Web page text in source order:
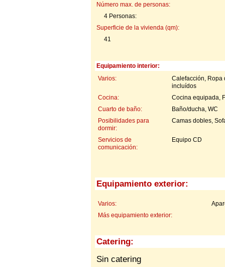
Número max. de personas:
4 Personas:
Superficie de la vivienda (qm):
41
Equipamiento interior:
Varios:
Calefacción, Ropa
incluídos
Cocina:
Cocina equipada,
Cuarto de baño:
Baño/ducha, WC
Posibilidades para
dormir:
Camas dobles,
Servicios de
comunicación:
Equipo CD
Equipamiento exterior:
Varios:
Más equipamiento exterior:
Catering:
Sin catering